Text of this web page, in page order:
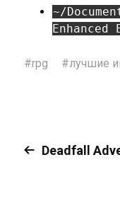
~/
#rpg #лучшие
Deadfall